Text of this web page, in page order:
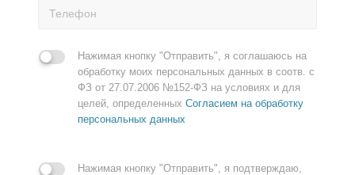
Нажимая кнопку "Отправить", я соглашаюсь на
обработку моих персональных данных в соотв. с
ФЗ от 27.07.2006 №152-ФЗ на условиях и для
целей, определенных Согласием на обработку
персональных данных
Нажимая кнопку "Отправить", я подтверждаю,